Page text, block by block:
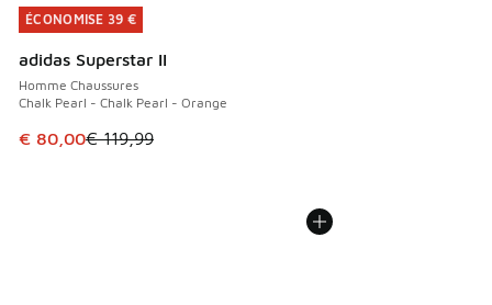
ÉCONOMISE 39 €
adidas Superstar II
Homme Chaussures
Chalk Pearl - Chalk Pearl - Orange
Cet article est en promotion. Prix en baisse de € 119,99 à
€ 80,00€ 119,99
ÉCONOMISE 39 €